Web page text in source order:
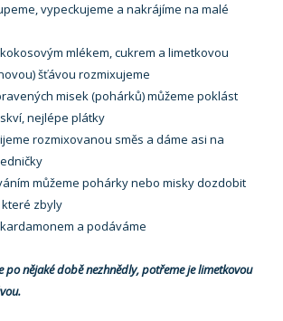
vypeckujeme a nakrájíme na malé
mlékem, cukrem a limetkovou
šťávou rozmixujeme
misek (pohárků) můžeme poklást
nejlépe plátky
rozmixovanou směs a dáme asi na
můžeme pohárky nebo misky dozdobit
zbyly
a podáváme
po nějaké době nezhnědly, potřeme je limetkovou